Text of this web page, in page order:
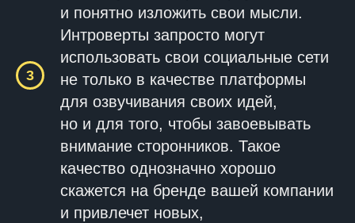
и понятно изложить свои мысли.
Интроверты запросто могут
использовать свои социальные сети
не только в качестве платформы
для озвучивания своих идей,
но и для того, чтобы завоевывать
внимание сторонников. Такое
качество однозначно хорошо
скажется на бренде вашей компании
и привлечет новых,